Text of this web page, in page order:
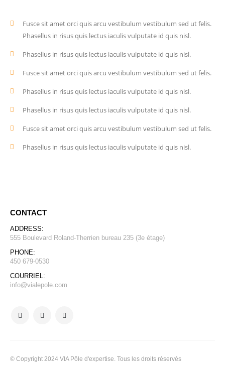
Fusce sit amet orci quis arcu vestibulum vestibulum sed ut felis.
Phasellus in risus quis lectus iaculis vulputate id quis nisl.
Phasellus in risus quis lectus iaculis vulputate id quis nisl.
Fusce sit amet orci quis arcu vestibulum vestibulum sed ut felis.
Phasellus in risus quis lectus iaculis vulputate id quis nisl.
Phasellus in risus quis lectus iaculis vulputate id quis nisl.
Fusce sit amet orci quis arcu vestibulum vestibulum sed ut felis.
Phasellus in risus quis lectus iaculis vulputate id quis nisl.
CONTACT
ADDRESS:
555 Boulevard Roland-Therrien bureau 235 (3e étage)
PHONE:
450 679-0530
COURRIEL:
info@vialepole.com
© Copyright 2024 VIA Pôle d'expertise. Tous les droits réservés